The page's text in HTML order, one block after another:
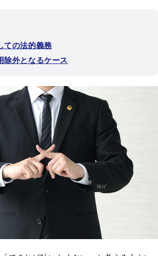
ての法的義務
除外となるケース